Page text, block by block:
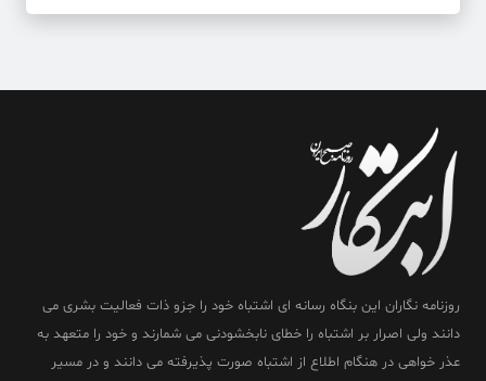
روزنامه نگاران این بنگاه رسانه ای اشتباه خود را جزو ذات فعالیت بشری می
دانند ولی اصرار بر اشتباه را خطای نابخشودنی می شمارند و خود را متعهد به
عذر خواهی در هنگام اطلاع از اشتباه صورت پذیرفته می دانند و در مسیر